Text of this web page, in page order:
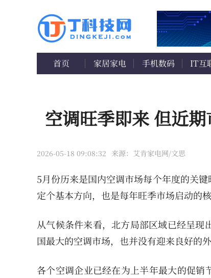
首页 家居家电 手机数码 IT互
空调旺季即来 但近
2026-05-18 09:08:32 来源：艾肯家电网/文思
5月份历来是国内空调市场每个年度的关
定个基本方向，也是每年旺季市场启动的核
从气候条件来看，北方局部区域已经呈
国最大的空调市场，也并没有迎来良好的外
各个空调企业已经在为上半年最大的促